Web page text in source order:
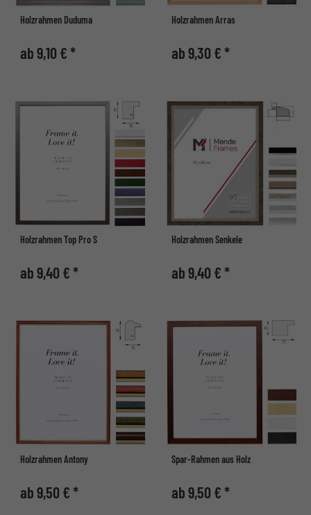
Holzrahmen Duduma
ab 9,10 € *
Holzrahmen Arras
ab 9,30 € *
Holzrahmen Top Pro S
ab 9,40 € *
Holzrahmen Senkele
ab 9,40 € *
Holzrahmen Antony
ab 9,50 € *
Spar-Rahmen aus Holz
ab 9,50 € *